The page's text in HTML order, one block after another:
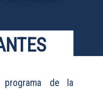
programa de la